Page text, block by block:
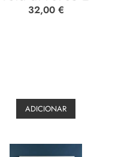
32,00 €
ADICIONAR